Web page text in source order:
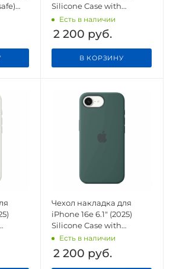
Silicone Case with
Magsafe Winter Blue
Есть в наличии
2 200 руб.
В КОРЗИНУ
Чехол накладка для
iPhone 16e 6.1" (2025)
Silicone Case with
Magsafe Lake Green
Есть в наличии
2 200 руб.